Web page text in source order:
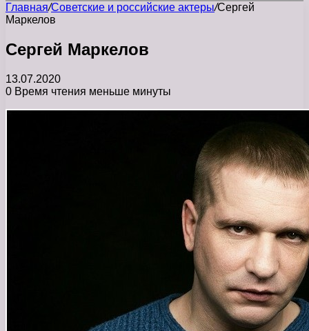
Главная/Советские и российские актеры/Сергей
Маркелов
Сергей Маркелов
13.07.2020
0 Время чтения меньше минуты